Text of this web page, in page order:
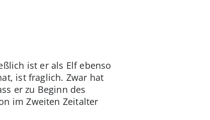
ist er als Elf ebenso
ist fraglich. Zwar hat
er zu Beginn des
im Zweiten Zeitalter